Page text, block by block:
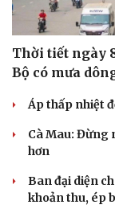
Ăn sạch sống khỏe
Thời tiết ngày
Bộ có mưa
Áp thấp nhiệt
Cà Mau: Đừng
hơn
Ban đại diện
khoản thu, ép